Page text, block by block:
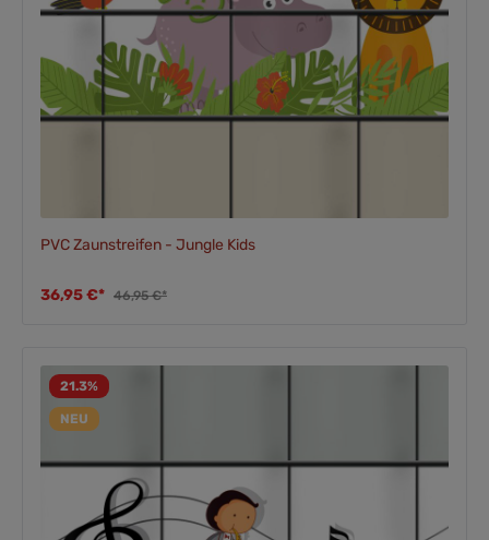
PVC Zaunstreifen - Jungle Kids
36,95 €* 46,95 €*
21.3%
NEU